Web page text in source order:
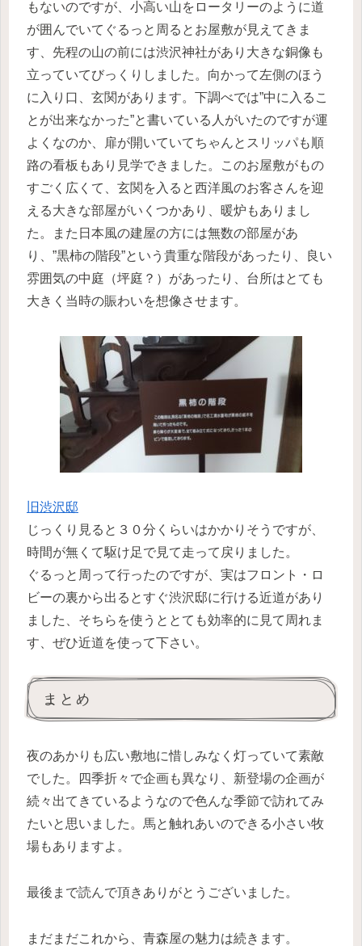
もないのですが、小高い山をロータリーのように道
が囲んでいてぐるっと周るとお屋敷が見えてきま
す、先程の山の前には渋沢神社があり大きな銅像も
立っていてびっくりしました。向かって左側のほう
に入り口、玄関があります。下調べでは”中に入るこ
とが出来なかった”と書いている人がいたのですが運
よくなのか、扉が開いていてちゃんとスリッパも順
路の看板もあり見学できました。このお屋敷がもの
すごく広くて、玄関を入ると西洋風のお客さんを迎
える大きな部屋がいくつかあり、暖炉もありまし
た。また日本風の建屋の方には無数の部屋があ
り、”黒柿の階段”という貴重な階段があったり、良い
雰囲気の中庭（坪庭？）があったり、台所はとても
大きく当時の賑わいを想像させます。
旧渋沢邸
じっくり見ると３０分くらいはかかりそうですが、
時間が無くて駆け足で見て走って戻りました。
ぐるっと周って行ったのですが、実はフロント・ロ
ビーの裏から出るとすぐ渋沢邸に行ける近道があり
ました、そちらを使うととても効率的に見て周れま
す、ぜひ近道を使って下さい。
まとめ
夜のあかりも広い敷地に惜しみなく灯っていて素敵
でした。四季折々で企画も異なり、新登場の企画が
続々出てきているようなので色んな季節で訪れてみ
たいと思いました。馬と触れあいのできる小さい牧
場もありますよ。
最後まで読んで頂きありがとうございました。
まだまだこれから、青森屋の魅力は続きます。